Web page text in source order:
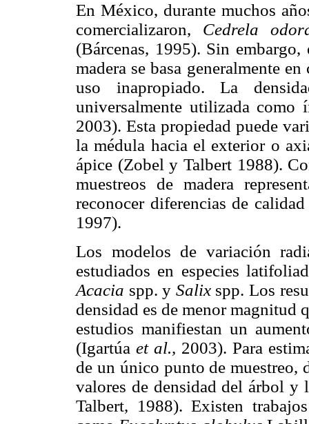
En México, durante muchos
comercializaron, Cedrela
(Bárcenas, 1995). Sin
madera se basa generalmente
uso inapropiado. La
universalmente utilizada
2003). Esta propiedad puede
la médula hacia el exterior o
ápice (Zobel y Talbert 1988).
muestreos de madera
reconocer diferencias de
1997).
Los modelos de variación
estudiados en especies
Acacia spp. y Salixspp. Los
densidad es de menor
estudios manifiestan un
(Igartúaet al., 2003). Para
de un único punto de muestreo,
valores de densidad del árbol y
Talbert, 1988). Existen